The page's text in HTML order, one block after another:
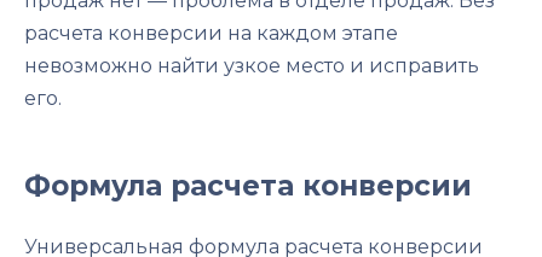
расчета конверсии на каждом этапе
невозможно найти узкое место и исправить
его.
Формула расчета конверсии
Универсальная формула расчета конверсии